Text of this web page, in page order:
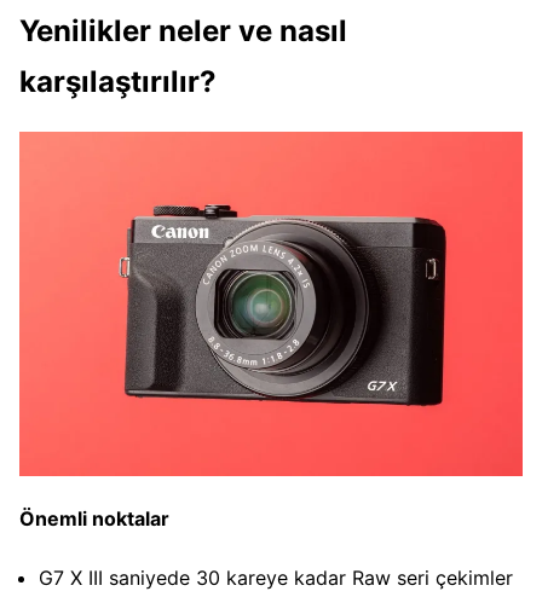
Yenilikler neler ve nasıl
karşılaştırılır?
Önemli noktalar
G7 X III saniyede 30 kareye kadar Raw seri çekimler